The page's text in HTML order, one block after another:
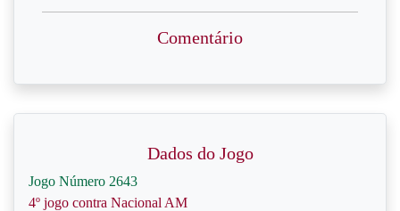
Comentário
Dados do Jogo
Jogo Número 2643
4º jogo contra Nacional AM